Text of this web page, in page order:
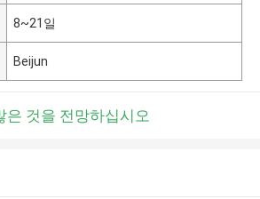
8~21일
Beijun
은 것을 전망하십시오